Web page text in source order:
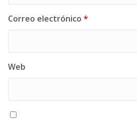
Correo electrónico *
Web